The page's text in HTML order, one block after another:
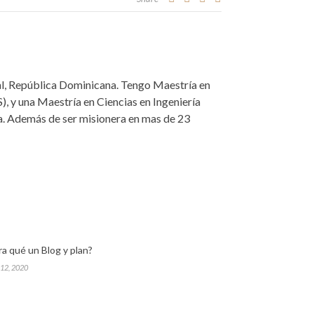
República Dominicana. Tengo Maestría en
y una Maestría en Ciencias en Ingeniería
de ser misionera en mas de 23
qué un Blog y plan?
2020